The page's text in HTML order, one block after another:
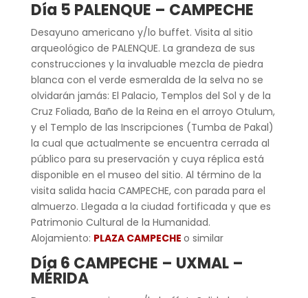
Día 5 PALENQUE – CAMPECHE
Desayuno americano y/lo buffet. Visita al sitio
arqueológico de PALENQUE. La grandeza de sus
construcciones y la invaluable mezcla de piedra
blanca con el verde esmeralda de la selva no se
olvidarán jamás: El Palacio, Templos del Sol y de la
Cruz Foliada, Baño de la Reina en el arroyo Otulum,
y el Templo de las Inscripciones (Tumba de Pakal)
la cual que actualmente se encuentra cerrada al
público para su preservación y cuya réplica está
disponible en el museo del sitio. Al término de la
visita salida hacia CAMPECHE, con parada para el
almuerzo. Llegada a la ciudad fortificada y que es
Patrimonio Cultural de la Humanidad.
Alojamiento: PLAZA CAMPECHE o similar
Día 6 CAMPECHE – UXMAL –
MÉRIDA